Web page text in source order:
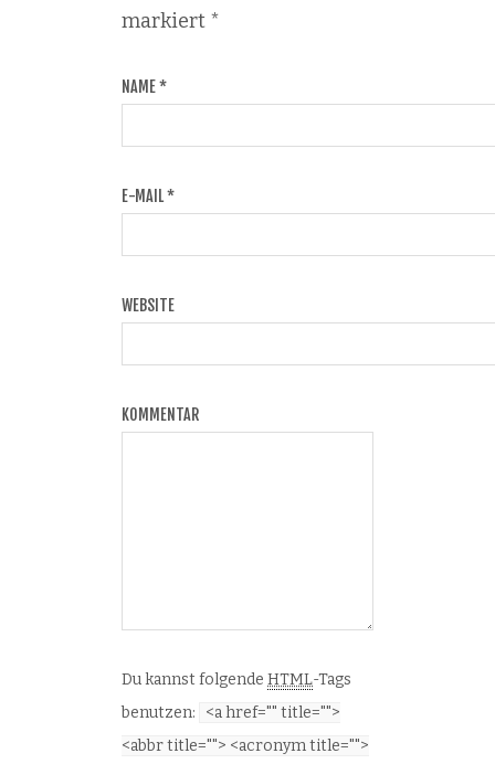
markiert *
NAME*
E-MAIL*
WEBSITE
KOMMENTAR
Du kannst folgende HTML-Tags
benutzen:
<a href="" title="">
<abbr title=""> <acronym title="">